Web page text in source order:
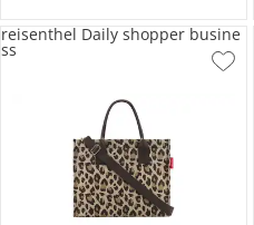
reisenthel Daily shopper busine
ss